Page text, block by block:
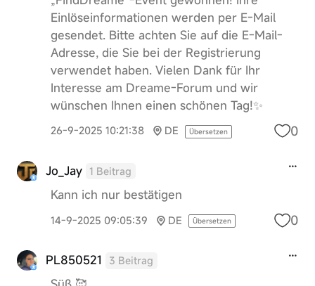
Einlöseinformationen werden per E-Mail
gesendet. Bitte achten Sie auf die E-Mail-
Adresse, die Sie bei der Registrierung
verwendet haben. Vielen Dank für Ihr
Interesse am Dreame-Forum und wir
wünschen Ihnen einen schönen Tag!✨
26-9-2025 10:21:38 DE Übersetzen 0
Jo_Jay 1 Beitrag
Kann ich nur bestätigen
14-9-2025 09:05:39 DE Übersetzen 0
PL850521 3 Beitrag